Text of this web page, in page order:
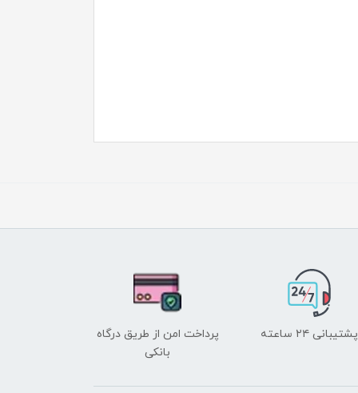
پشتیبانی ۲۴ ساعته
پرداخت امن از طریق درگاه
بانکی